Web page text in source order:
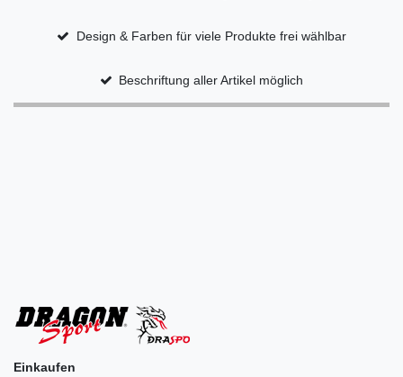
Design & Farben für viele Produkte frei wählbar
Beschriftung aller Artikel möglich
Einkaufen